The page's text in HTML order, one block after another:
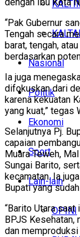
Nasional
Politik
Ekonomi
Sport
Lain-lain
OPINI
“Pak Gubernur
Tengah secara
barat, tengah,
berdasarkan
Ia juga
difokuskan dari
karena kekuatan
yang kuat,” tegas
Selanjutnya Pj.
capaian
Muara Teweh,
Sungai Barito,
kecamatan. Ia
Bupati yang
“Barito Utara
BPJS Kesehatan,
dan